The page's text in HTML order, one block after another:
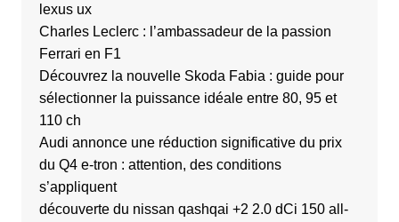
lexus ux
Charles Leclerc : l’ambassadeur de la passion
Ferrari en F1
Découvrez la nouvelle Skoda Fabia : guide pour
sélectionner la puissance idéale entre 80, 95 et
110 ch
Audi annonce une réduction significative du prix
du Q4 e-tron : attention, des conditions
s’appliquent
découverte du nissan qashqai +2 2.0 dCi 150 all-